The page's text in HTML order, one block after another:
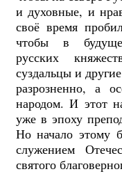
и духовные, и
своё время
чтобы в
русских
суздальцы и
разрозненно, а
народом. И этот
уже в эпоху
Но начало этому
служением
святого